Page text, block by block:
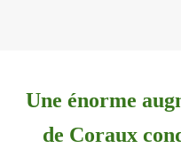
Une énorme
de Coraux